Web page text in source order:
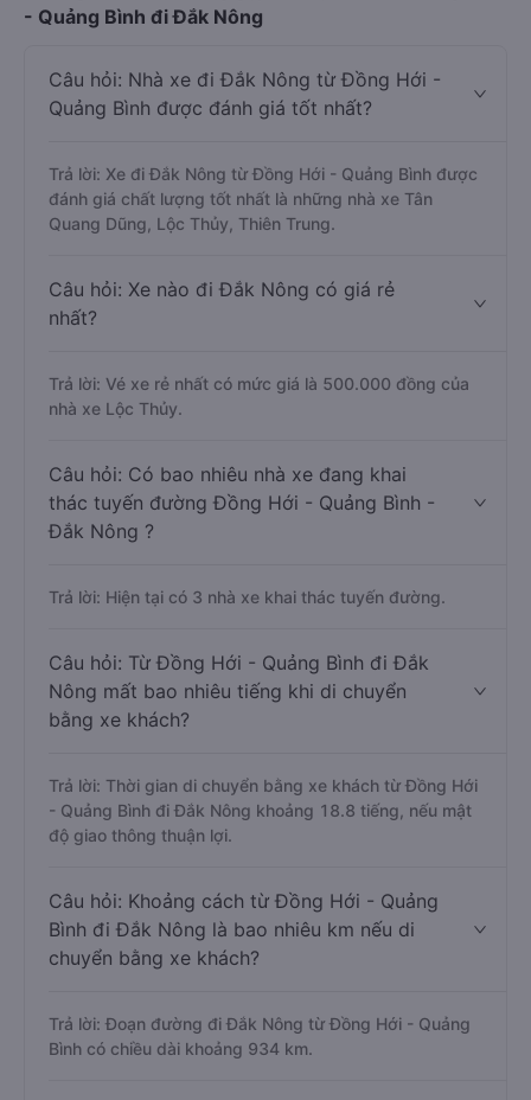
- Quảng Bình đi Đắk Nông
Câu hỏi: Nhà xe đi Đắk Nông từ Đồng Hới -
Quảng Bình được đánh giá tốt nhất?
Trả lời: Xe đi Đắk Nông từ Đồng Hới - Quảng Bình được
đánh giá chất lượng tốt nhất là những nhà xe Tân
Quang Dũng, Lộc Thủy, Thiên Trung.
Câu hỏi: Xe nào đi Đắk Nông có giá rẻ
nhất?
Trả lời: Vé xe rẻ nhất có mức giá là 500.000 đồng của
nhà xe Lộc Thủy.
Câu hỏi: Có bao nhiêu nhà xe đang khai
thác tuyến đường Đồng Hới - Quảng Bình -
Đắk Nông ?
Trả lời: Hiện tại có 3 nhà xe khai thác tuyến đường.
Câu hỏi: Từ Đồng Hới - Quảng Bình đi Đắk
Nông mất bao nhiêu tiếng khi di chuyển
bằng xe khách?
Trả lời: Thời gian di chuyển bằng xe khách từ Đồng Hới
- Quảng Bình đi Đắk Nông khoảng 18.8 tiếng, nếu mật
độ giao thông thuận lợi.
Câu hỏi: Khoảng cách từ Đồng Hới - Quảng
Bình đi Đắk Nông là bao nhiêu km nếu di
chuyển bằng xe khách?
Trả lời: Đoạn đường đi Đắk Nông từ Đồng Hới - Quảng
Bình có chiều dài khoảng 934 km.